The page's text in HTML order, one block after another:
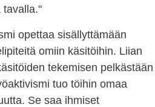
tavalla."
opettaa sisällyttämään
omiin käsitöihin. Liian
tekemisen pelkästään
tuo töihin omaa
Se saa ihmiset